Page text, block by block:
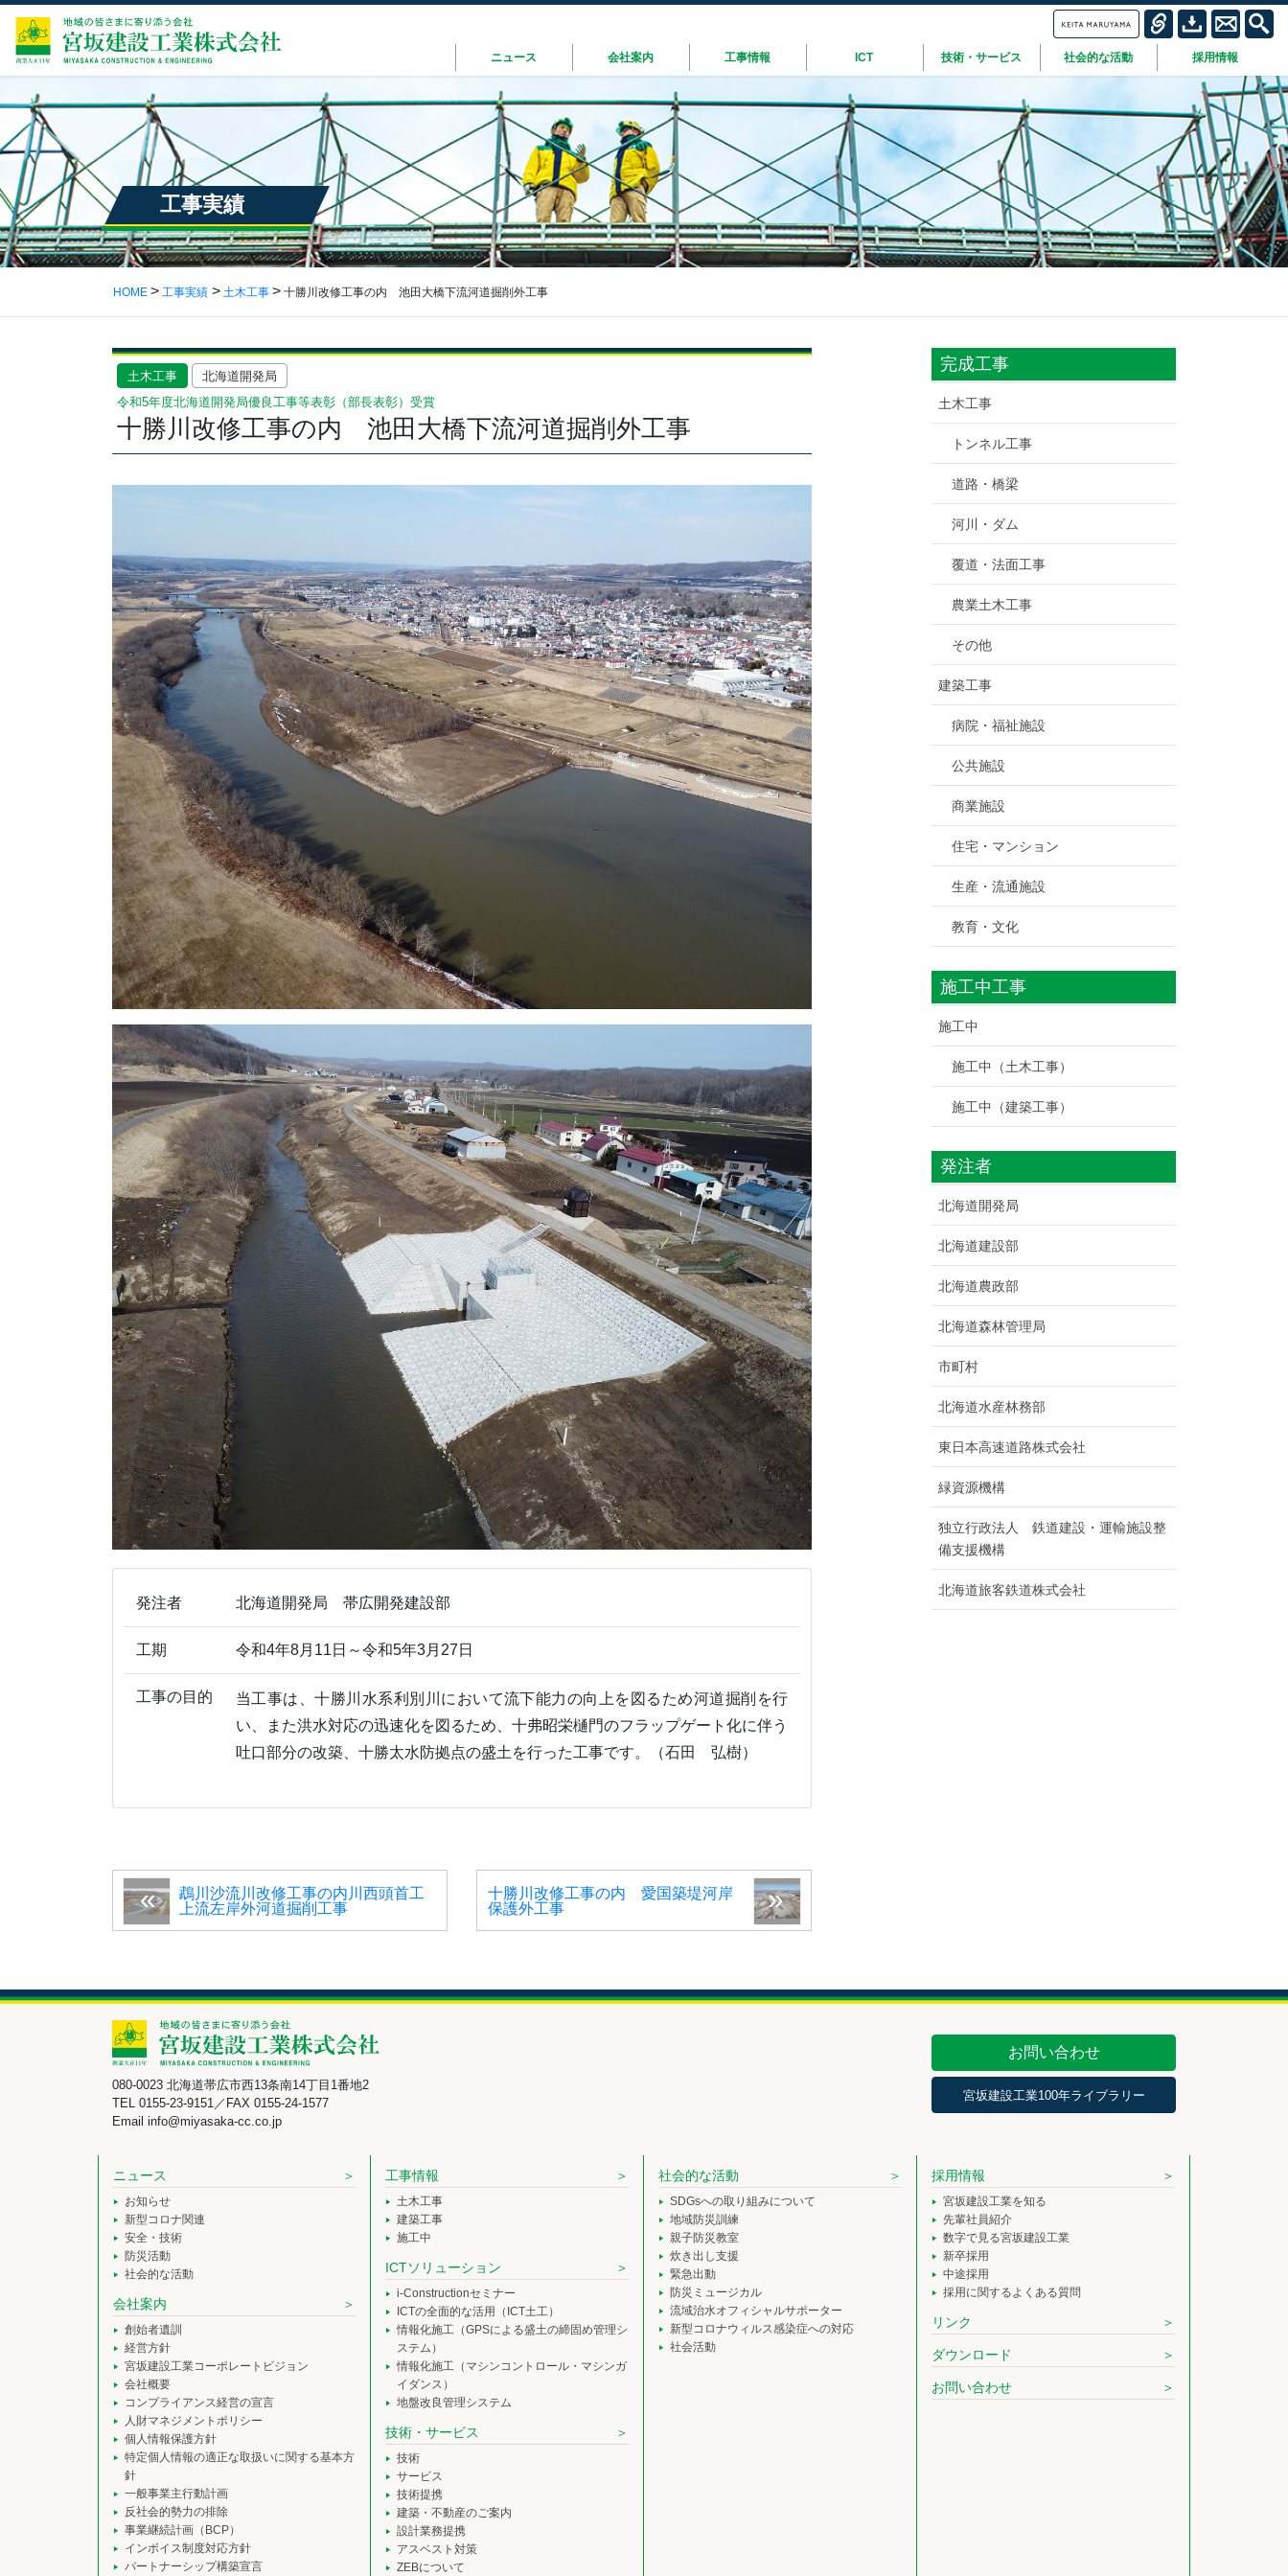
ニュース 会社案内 工事情報 ICT 技術・サービス 社会的な活動 採用情報
工事実績
HOME 工事実績 土木工事 十勝川改修工事の内 池田大橋下流河道掘削外工事
土木工事
北海道開発局
令和5年度北海道開発局優良工事等表彰（部長表彰）受賞
十勝川改修工事の内 池田大橋下流河道掘削外工事
発注者 北海道開発局 帯広開発建設部
工期 令和4年8月11日～令和5年3月27日
工事の目的
当工事は、十勝川水系利別川において流下能力の向上を図るため河道掘削を行
い、また洪水対応の迅速化を図るため、十弗昭栄樋門のフラップゲート化に伴う
吐口部分の改築、十勝太水防拠点の盛土を行った工事です。（石田 弘樹）
鵡川沙流川改修工事の内川西頭首工
上流左岸外河道掘削工事
十勝川改修工事の内 愛国築堤河岸
保護外工事
完成工事
土木工事
トンネル工事
道路・橋梁
河川・ダム
覆道・法面工事
農業土木工事
その他
建築工事
病院・福祉施設
公共施設
商業施設
住宅・マンション
生産・流通施設
教育・文化
施工中工事
施工中
施工中（土木工事）
施工中（建築工事）
発注者
北海道開発局
北海道建設部
北海道農政部
北海道森林管理局
市町村
北海道水産林務部
東日本高速道路株式会社
緑資源機構
独立行政法人 鉄道建設・運輸施設整
備支援機構
北海道旅客鉄道株式会社
080-0023 北海道帯広市西13条南14丁目1番地2
TEL 0155-23-9151／FAX 0155-24-1577
Email info@miyasaka-cc.co.jp
お問い合わせ
宮坂建設工業100年ライブラリー
ニュース
お知らせ
新型コロナ関連
安全・技術
防災活動
社会的な活動
会社案内
創始者遺訓
経営方針
宮坂建設工業コーポレートビジョン
会社概要
コンプライアンス経営の宣言
人財マネジメントポリシー
個人情報保護方針
特定個人情報の適正な取扱いに関する基本方
針
一般事業主行動計画
反社会的勢力の排除
事業継続計画（BCP）
インボイス制度対応方針
パートナーシップ構築宣言
工事情報
土木工事
建築工事
施工中
ICTソリューション
i-Constructionセミナー
ICTの全面的な活用（ICT土工）
情報化施工（GPSによる盛土の締固め管理シ
ステム）
情報化施工（マシンコントロール・マシンガ
イダンス）
地盤改良管理システム
技術・サービス
技術
サービス
技術提携
建築・不動産のご案内
設計業務提携
アスベスト対策
ZEBについて
社会的な活動
SDGsへの取り組みについて
地域防災訓練
親子防災教室
炊き出し支援
緊急出動
防災ミュージカル
流域治水オフィシャルサポーター
新型コロナウィルス感染症への対応
社会活動
採用情報
宮坂建設工業を知る
先輩社員紹介
数字で見る宮坂建設工業
新卒採用
中途採用
採用に関するよくある質問
リンク
ダウンロード
お問い合わせ